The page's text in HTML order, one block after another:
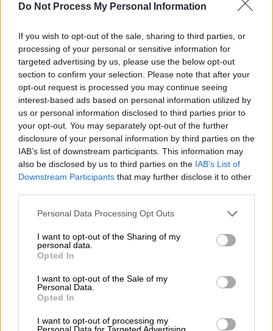
Do Not Process My Personal Information
If you wish to opt-out of the sale, sharing to third parties, or
processing of your personal or sensitive information for
targeted advertising by us, please use the below opt-out
section to confirm your selection. Please note that after your
opt-out request is processed you may continue seeing
interest-based ads based on personal information utilized by
us or personal information disclosed to third parties prior to
your opt-out. You may separately opt-out of the further
disclosure of your personal information by third parties on the
IAB’s list of downstream participants. This information may
also be disclosed by us to third parties on the IAB’s List of
Downstream Participants that may further disclose it to other
Please note that this website/app uses one or more Google
not limited to your visit or usage behaviour. You may click to
grant or deny consent to Google and its third-party tags to
use your data for below specified purposes in below Google
consent section.
Personal Data Processing Opt Outs
I want to opt-out of the Sharing of my
personal data.
Opted In
I want to opt-out of the Sale of my
Personal Data.
Opted In
I want to opt-out of processing my
Personal Data for Targeted Advertising.
Οι εντυπώσεις που κράτησε από τη ξενάγησή
της από την Αθήνα, ήταν: «Κάποιες προτομές
αρχαίων θεών που μου χάρισαν κάλοι φίλοι.
Πήρα μερικά πιάτα. Η θέα του ουρανού που
ήταν κάτασπρος. Δεν ήξερα πώς θα ήταν. Οι
κίονες που είδα εδώ μου έδωσαν ιδέες για
τη διακόσμηση των σπιτιών μου. Πρέπει να
ξαναέρθω, να μάθω περισσότερα».
video
Για την εμπειρία της από την ευρωπαϊκή
περιοδεία, δήλωσε: «Δεν θα συνεχίσω να